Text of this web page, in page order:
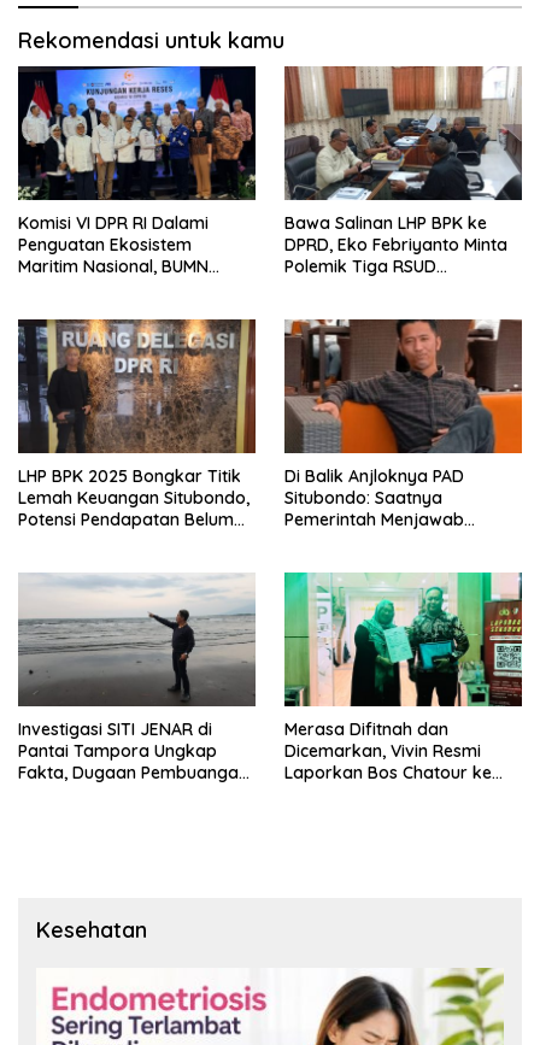
Rekomendasi untuk kamu
Komisi VI DPR RI Dalami
Penguatan Ekosistem
Maritim Nasional, BUMN
Bawa Salinan LHP BPK ke
DPRD, Eko Febriyanto Minta
Polemik Tiga RSUD
LHP BPK 2025 Bongkar Titik
Lemah Keuangan Situbondo,
Potensi Pendapatan Belum
Di Balik Anjloknya PAD
Situbondo: Saatnya
Pemerintah Menjawab
Investigasi SITI JENAR di
Pantai Tampora Ungkap
Fakta, Dugaan Pembuangan
Merasa Difitnah dan
Dicemarkan, Vivin Resmi
Laporkan Bos Chatour ke
Kesehatan